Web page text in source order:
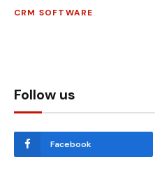
CRM SOFTWARE
Follow us
Facebook